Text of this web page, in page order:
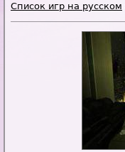
Список игр на русском